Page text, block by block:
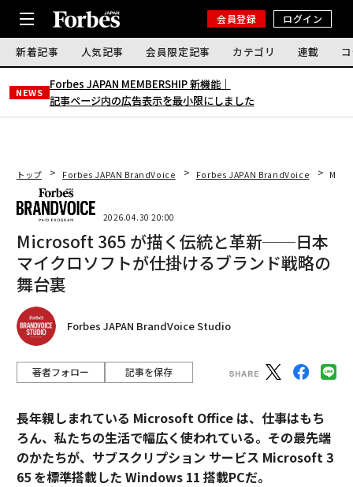
会員登録 ログイン
新着記事 人気記事 会員限定記事 カテゴリ 連載
NEWS
Forbes JAPAN MEMBERSHIP 新機能｜
記事ページ内の広告表示を最小限にしました
トップ Forbes JAPAN BrandVoice Forbes JAPAN BrandVoice
2026.04.30 20:00
Microsoft 365 が描く伝統と革新──日本
マイクロソフトが仕掛けるブランド戦略の
舞台裏
Forbes JAPAN BrandVoice Studio
著者フォロー 記事を保存
長年親しまれている Microsoft Office は、仕事はもち
ろん、私たちの生活で幅広く使われている。その最先端
のかたちが、サブスクリプション サービス Microsoft 3
65 を標準搭載した Windows 11 搭載PCだ。